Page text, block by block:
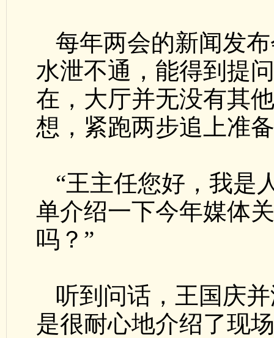
每年两会的新闻发
水泄不通，能得到提
在，大厅并无没有其
想，紧跑两步追上准
“王主任您好，我是
单介绍一下今年媒体
吗？”
听到问话，王国庆
是很耐心地介绍了现